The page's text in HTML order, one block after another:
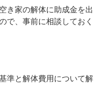
き家の解体に助成金を出
で、事前に相談しておく
準と解体費用について解